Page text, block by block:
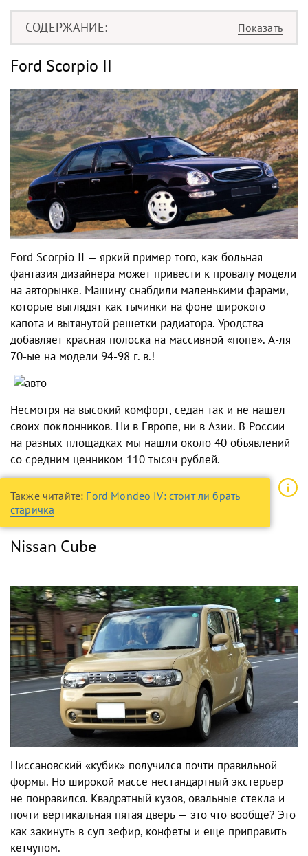
СОДЕРЖАНИЕ
Ford Scorpio II
Ford Scorpio II — яркий пример того, как больная
фантазия дизайнера может привести к провалу модели
на авторынке. Машину снабдили маленькими фарами,
которые выглядят как тычинки на фоне широкого
капота и вытянутой решетки радиатора. Уродства
добавляет красная полоска на массивной «попе». А-ля
70-ые на модели 94-98 г. в.!
Несмотря на высокий комфорт, седан так и не нашел
своих поклонников. Ни в Европе, ни в Азии. В России
на разных площадках мы нашли около 40 объявлений
со средним ценником 110 тысяч рублей.
Также читайте: Ford Mondeo IV: стоит ли брать
старичка
Nissan Cube
Ниссановский «кубик» получился почти правильной
формы. Но широкой массе нестандартный экстерьер
не понравился. Квадратный кузов, овальные стекла и
почти вертикальная пятая дверь — это что вообще? Это
как закинуть в суп зефир, конфеты и еще приправить
кетчупом.